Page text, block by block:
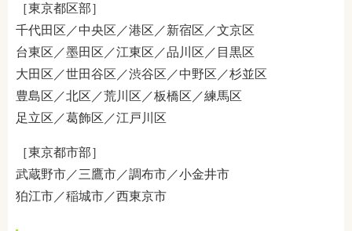
［東京都区部］
千代田区／中央区／港区／新宿区／文京区
台東区／墨田区／江東区／品川区／目黒区
大田区／世田谷区／渋谷区／中野区／杉並区
豊島区／北区／荒川区／板橋区／練馬区
足立区／葛飾区／江戸川区
［東京都市部］
武蔵野市／三鷹市／調布市／小金井市
狛江市／稲城市／西東京市